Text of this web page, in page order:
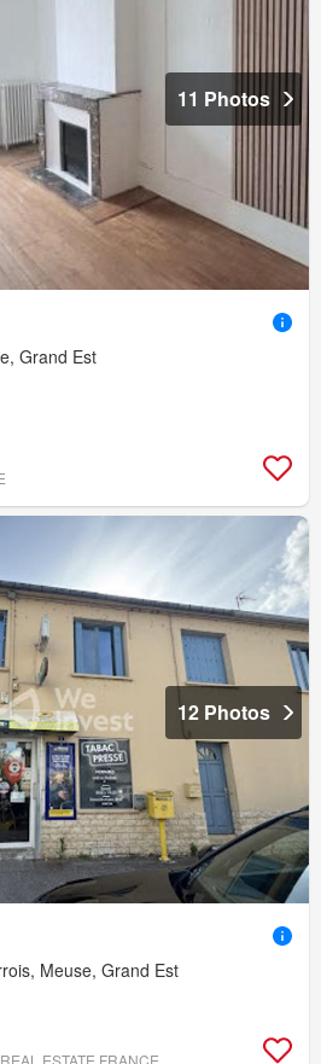
11 Photos
Grand Est
12 Photos
Meuse, Grand Est
ESTATE FRANCE